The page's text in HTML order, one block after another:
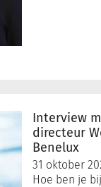
Interview
directeur
Benelux
31 oktober
Hoe ben je